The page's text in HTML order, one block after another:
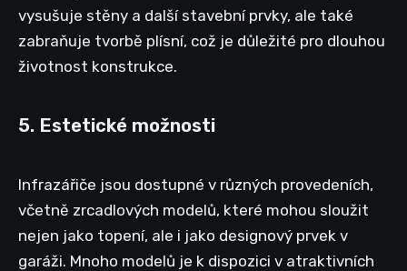
vysušuje stěny a další stavební prvky, ale také
zabraňuje tvorbě plísní, což je důležité pro dlouhou
životnost konstrukce.
5. Estetické možnosti
Infrazářiče jsou dostupné v různých provedeních,
včetně zrcadlových modelů, které mohou sloužit
nejen jako topení, ale i jako designový prvek v
garáži. Mnoho modelů je k dispozici v atraktivních